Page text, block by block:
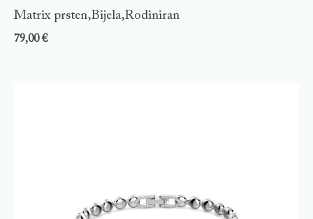
Matrix prsten,Bijela,Rodiniran
79,00€